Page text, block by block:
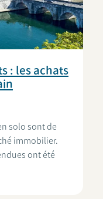
: les achats
solo sont de
immobilier.
ont été